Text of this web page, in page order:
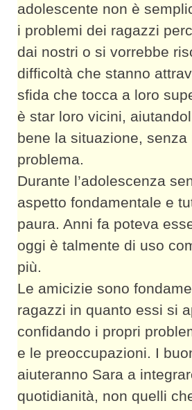
adolescente non è
i problemi dei ragazzi
dai nostri o si vorrebbe
difficoltà che stanno
sfida che tocca a loro
è star loro vicini,
bene la situazione,
problema.
Durante l’adolescenza
aspetto fondamentale e
paura. Anni fa poteva
oggi è talmente di uso
più.
Le amicizie sono
ragazzi in quanto essi si
confidando i propri
e le preoccupazioni. I
aiuteranno Sara a
quotidianità, non quelli